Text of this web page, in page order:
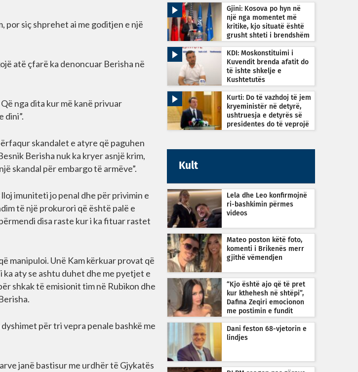
por siç shprehet ai me goditjen e një
atë çfarë ka denoncuar Berisha në
nga dita kur më kanë privuar
dini”.
skandalet e atyre që paguhen
Berisha nuk ka kryer asnjë krim,
skandal për embargo të armëve”.
imuniteti jo penal dhe për privimin e
të një prokurori që është palë e
disa raste kur i ka fituar rastet
manipuloi. Unë Kam kërkuar provat që
ka aty se ashtu duhet dhe me pyetjet e
shkak të emisionit tim në Rubikon dhe
për tri vepra penale bashkë me
janë bastisur me urdhër të Gjykatës
Gjini: Kosova po hyn në
një nga momentet më
kritike, kjo situatë është
grusht shteti i brendshëm
KDI: Moskonstituimi i
Kuvendit brenda afatit do
të ishte shkelje e
Kushtetutës
Kurti: Do të vazhdoj të jem
kryeministër në detyrë,
ushtruesja e detyrës së
presidentes do të veprojë
Kult
Lela dhe Leo konfirmojnë
ri-bashkimin përmes
videos
Mateo poston këtë foto,
komenti i Brikenës merr
gjithë vëmendjen
“Kjo është ajo që të pret
kur kthehesh në shtëpi”,
Dafina Zeqiri emocionon
me postimin e fundit
Dani feston 68-vjetorin e
lindjes